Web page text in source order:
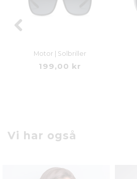
Motor | Solbriller
199,00 kr
Vi har også